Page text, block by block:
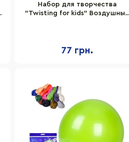
Набор для творчества
"Twisting for kids" Воздушные
77 грн.